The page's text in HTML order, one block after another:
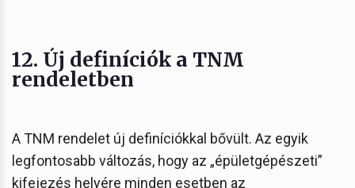
12. Új definíciók a TNM
rendeletben
A TNM rendelet új definíciókkal bővült. Az egyik
legfontosabb változás, hogy az „épületgépészeti”
kifejezés helyére minden esetben az